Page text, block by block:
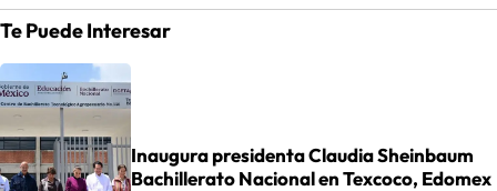
Te Puede Interesar
Inaugura presidenta Claudia Sheinbaum
Bachillerato Nacional en Texcoco, Edomex